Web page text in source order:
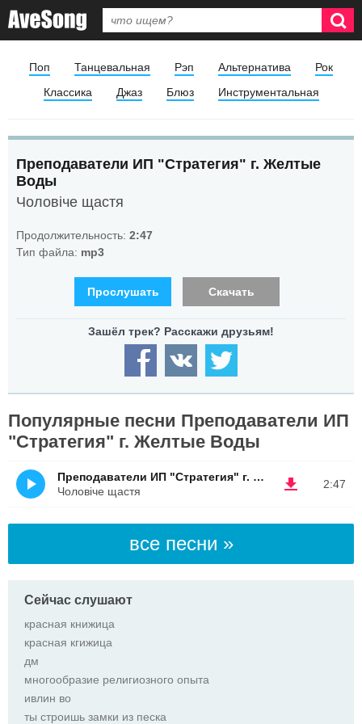
Поп Танцевальная Рэп Альтернатива
Рок
Классика
Джаз Блюз Инструментальная
Преподаватели ИП "Стратегия" г. Желтые
Воды
Чоловіче щастя
Продолжительность: 2:47
Тип файла: mp3
Прослушать Скачать
Популярные песни Преподаватели ИП
"Стратегия" г. Желтые Воды
2:47
Преподаватели ИП "Стратегия" г. Желтые Воды
Чоловіче щастя
все песни »
Сейчас слушают
красная книжица
красная кгижица
дм
многообразие религиозного опыта
ивлин во
ты строишь замки из песка